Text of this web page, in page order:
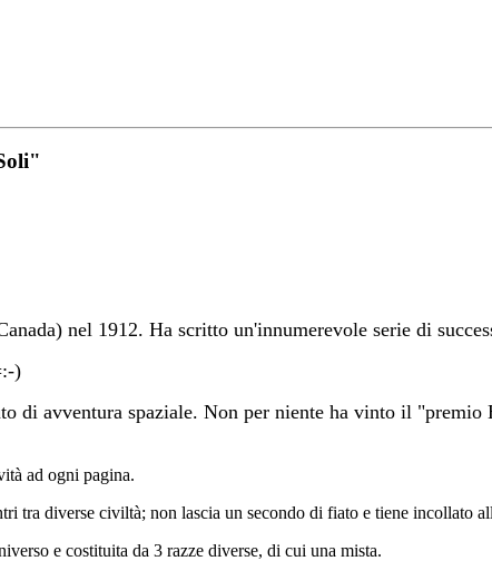
nel 1912. Ha scritto un'innumerevole serie di
)
di avventura spaziale. Non per niente ha vinto il
ad ogni pagina.
tra diverse civiltà; non lascia un secondo di fiato e tiene incollato
e costituita da 3 razze diverse, di cui una mista.